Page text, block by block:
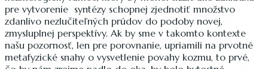
pre vytvorenie syntézy schopnej zjednotiť množstvo
zdanlivo nezlučiteľných prúdov do podoby novej,
zmysluplnej perspektívy. Ak by sme v takomto kontexte
našu pozornosť, len pre porovnanie, upriamili na prvotné
metafyzické snahy o vysvetlenie povahy kozmu, to prvé,